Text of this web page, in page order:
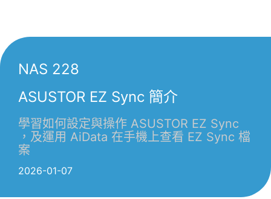
NAS 228
ASUSTOR EZ Sync 簡介
學習如何設定與操作 ASUSTOR EZ Sync
，及運用 AiData 在手機上查看 EZ Sync 檔
案
2026-01-07